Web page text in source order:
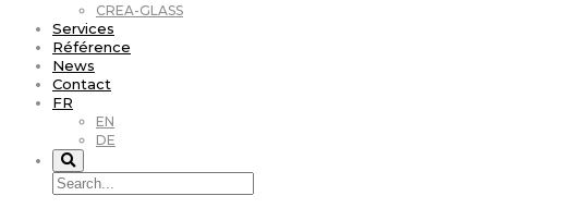
CREA-GLASS
Services
Référence
News
Contact
FR
EN
DE